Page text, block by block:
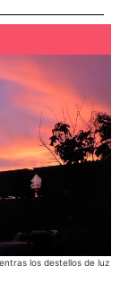
los destellos de luz